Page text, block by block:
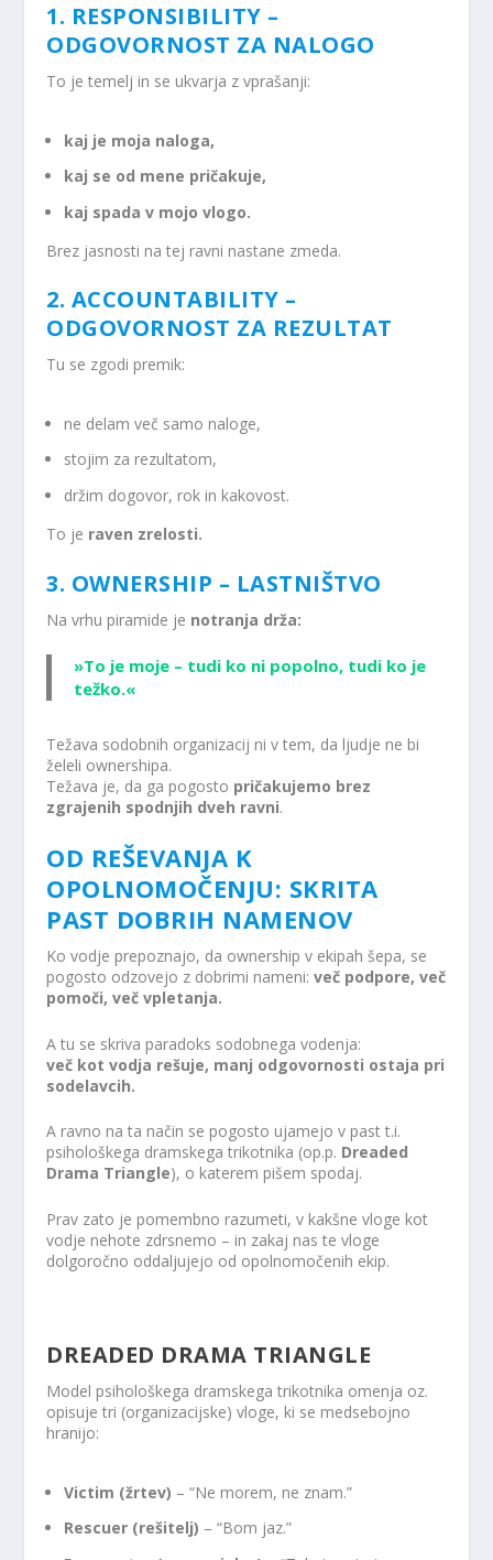
1. RESPONSIBILITY –
ODGOVORNOST ZA NALOGO
To je temelj in se ukvarja z vprašanji:
kaj je moja naloga,
kaj se od mene pričakuje,
kaj spada v mojo vlogo.
Brez jasnosti na tej ravni nastane zmeda.
2. ACCOUNTABILITY –
ODGOVORNOST ZA REZULTAT
Tu se zgodi premik:
ne delam več samo naloge,
stojim za rezultatom,
držim dogovor, rok in kakovost.
To je raven zrelosti.
3. OWNERSHIP – LASTNIŠTVO
Na vrhu piramide je notranja drža:
»To je moje – tudi ko ni popolno, tudi ko je
težko.«
Težava sodobnih organizacij ni v tem, da ljudje ne bi
želeli ownershipa.
Težava je, da ga pogosto pričakujemo brez
zgrajenih spodnjih dveh ravni.
OD REŠEVANJA K
OPOLNOMOČENJU: SKRITA
PAST DOBRIH NAMENOV
Ko vodje prepoznajo, da ownership v ekipah šepa, se
pogosto odzovejo z dobrimi nameni:več podpore, več
pomoči, več vpletanja.
A tu se skriva paradoks sodobnega vodenja:
več kot vodja rešuje, manj odgovornosti ostaja pri
sodelavcih.
A ravno na ta način se pogosto ujamejo v past t.i.
psihološkega dramskega trikotnika (op.p. Dreaded
Drama Triangle), o katerem pišem spodaj.
Prav zato je pomembno razumeti, v kakšne vloge kot
vodje nehote zdrsnemo – in zakaj nas te vloge
dolgoročno oddaljujejo od opolnomočenih ekip.
DREADED DRAMA TRIANGLE
Model psihološkega dramskega trikotnika omenja oz.
opisuje tri (organizacijske) vloge, ki se medsebojno
hranijo:
Victim (žrtev) – “Ne morem, ne znam.”
Rescuer (rešitelj) – “Bom jaz.”